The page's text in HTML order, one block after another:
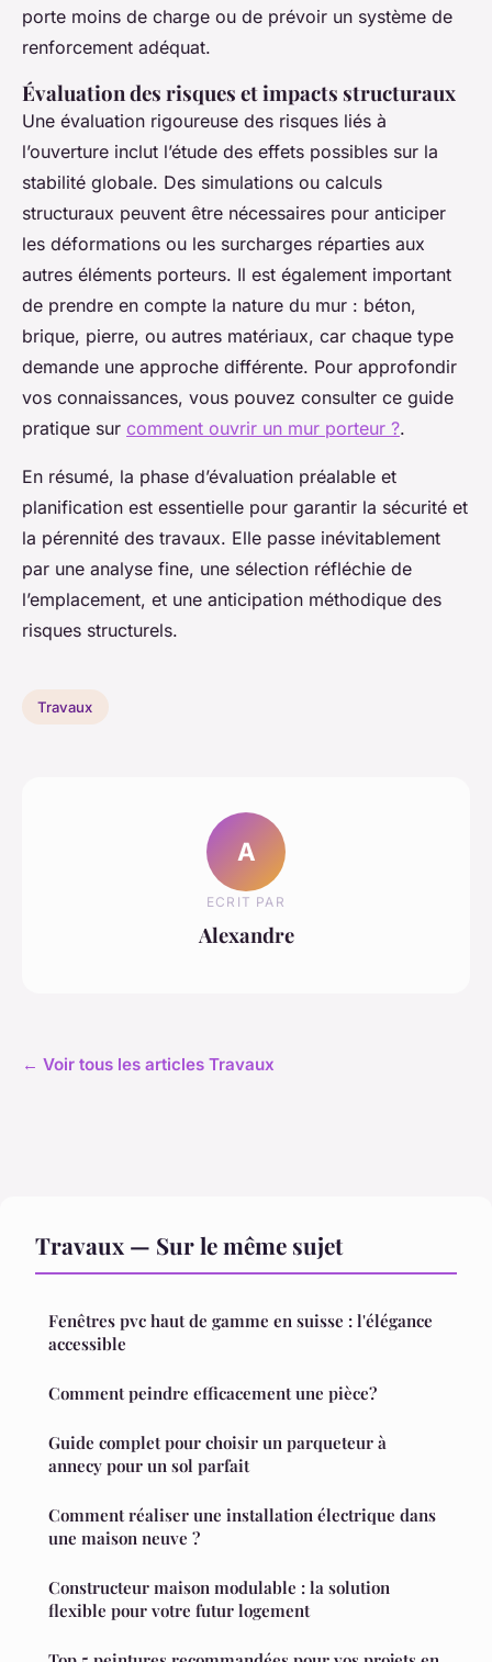
porte moins de charge ou de prévoir un système de
renforcement adéquat.
Évaluation des risques et impacts structuraux
Une évaluation rigoureuse des risques liés à
l’ouverture inclut l’étude des effets possibles sur la
stabilité globale. Des simulations ou calculs
structuraux peuvent être nécessaires pour anticiper
les déformations ou les surcharges réparties aux
autres éléments porteurs. Il est également important
de prendre en compte la nature du mur : béton,
brique, pierre, ou autres matériaux, car chaque type
demande une approche différente. Pour approfondir
vos connaissances, vous pouvez consulter ce guide
pratique sur comment ouvrir un mur porteur ?.
En résumé, la phase d’évaluation préalable et
planification est essentielle pour garantir la sécurité et
la pérennité des travaux. Elle passe inévitablement
par une analyse fine, une sélection réfléchie de
l’emplacement, et une anticipation méthodique des
risques structurels.
Travaux
A
ECRIT PAR
Alexandre
← Voir tous les articles Travaux
Travaux — Sur le même sujet
Fenêtres pvc haut de gamme en suisse : l'élégance
accessible
Comment peindre efficacement une pièce?
Guide complet pour choisir un parqueteur à
annecy pour un sol parfait
Comment réaliser une installation électrique dans
une maison neuve ?
Constructeur maison modulable : la solution
flexible pour votre futur logement